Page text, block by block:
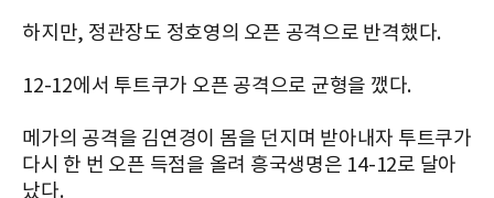
하지만, 정관장도 정호영의 오픈 공격으로 반격했다.
12-12에서 투트쿠가 오픈 공격으로 균형을 깼다.
메가의 공격을 김연경이 몸을 던지며 받아내자 투트쿠가
다시 한 번 오픈 득점을 올려 흥국생명은 14-12로 달아
났다.